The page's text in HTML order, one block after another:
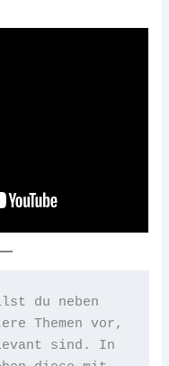
Themen vor,
sind. In